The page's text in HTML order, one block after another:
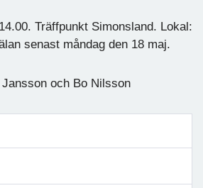
Träffpunkt Simonsland. Lokal:
senast måndag den 18 maj.
och Bo Nilsson